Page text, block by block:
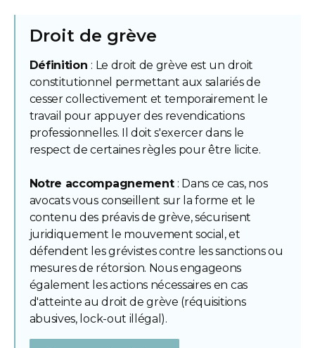
Droit de grève
Définition : Le droit de grève est un droit
constitutionnel permettant aux salariés de
cesser collectivement et temporairement le
travail pour appuyer des revendications
professionnelles. Il doit s'exercer dans le
respect de certaines règles pour être licite.
Notre accompagnement : Dans ce cas, nos
avocats vous conseillent sur la forme et le
contenu des préavis de grève, sécurisent
juridiquement le mouvement social, et
défendent les grévistes contre les sanctions ou
mesures de rétorsion. Nous engageons
également les actions nécessaires en cas
d'atteinte au droit de grève (réquisitions
abusives, lock-out illégal).